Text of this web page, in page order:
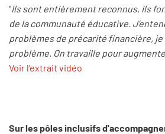
"Ils sont entièrement reconnus, ils
de la communauté éducative.
problèmes de précarité financière, je
problème. On travaille pour
Voir l'extrait vidéo
Sur les pôles inclusifs